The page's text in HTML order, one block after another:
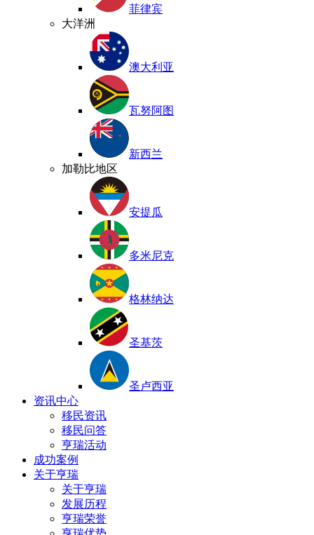
菲律宾
大洋洲
澳大利亚
瓦努阿图
新西兰
加勒比地区
安提瓜
多米尼克
格林纳达
圣基茨
圣卢西亚
资讯中心
移民资讯
移民问答
亨瑞活动
成功案例
关于亨瑞
关于亨瑞
发展历程
亨瑞荣誉